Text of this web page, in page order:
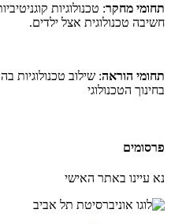
תחומי מחקר: טכנולוגיות
חשיבה טכנולוגית אצל ילדים.
תחומי הוראה: שילוב טכנולוגיות
בחינוך הטכנולוגי
פרסומים
​נא עיינו באתר האישי